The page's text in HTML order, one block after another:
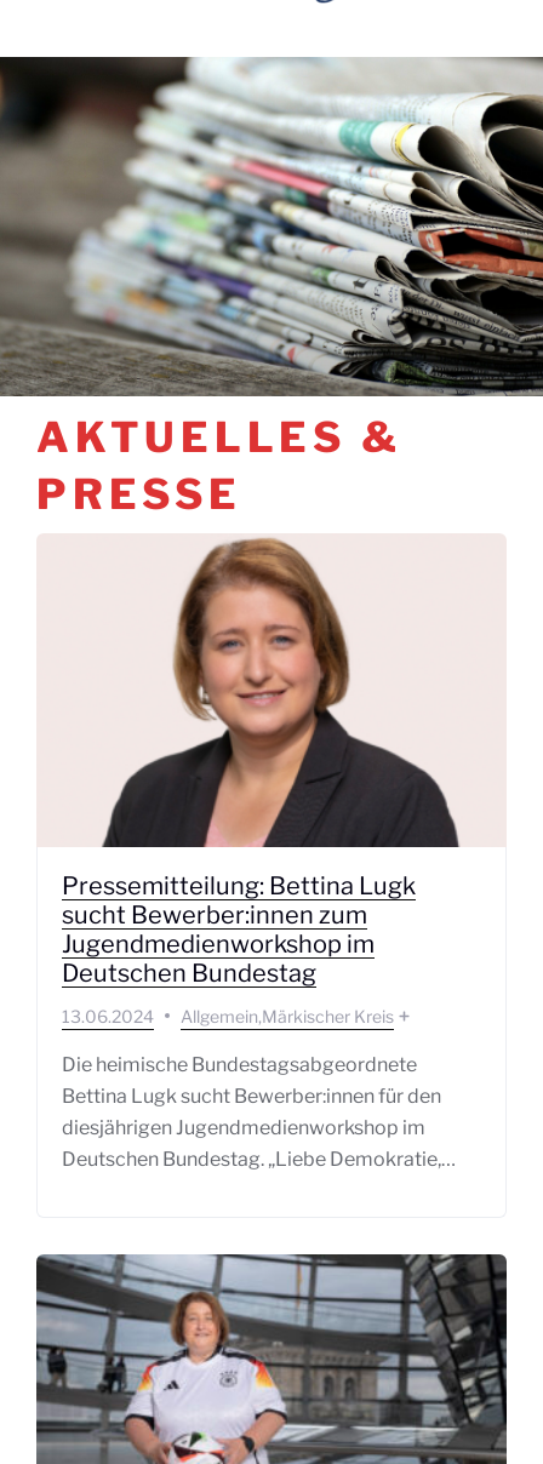
AKTUELLES &
PRESSE
Pressemitteilung: Bettina Lugk
sucht Bewerber:innen zum
Jugendmedienworkshop im
Deutschen Bundestag
13.06.2024 Allgemein Märkischer Kreis
Die heimische Bundestagsabgeordnete
Bettina Lugk sucht Bewerber:innen für den
diesjährigen Jugendmedienworkshop im
Deutschen Bundestag. „Liebe Demokratie,…